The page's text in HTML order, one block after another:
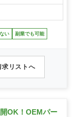
い 副業でも可能
求リストへ
OK！OEMパー